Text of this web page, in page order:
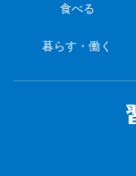
食べる
暮らす・働く